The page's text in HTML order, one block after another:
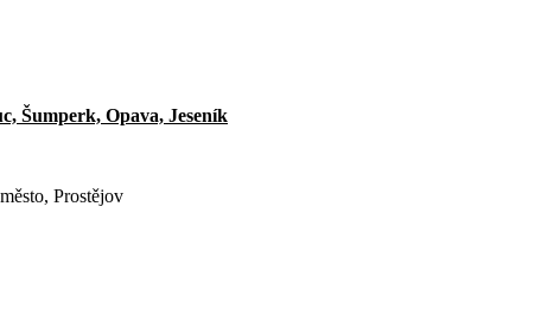
Šumperk, Opava, Jeseník
Prostějov